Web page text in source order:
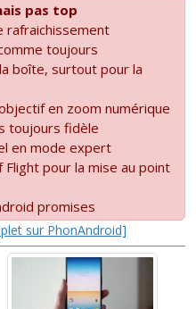
pas top
rafraichissement
toujours
boîte, surtout pour la
en zoom numérique
toujours fidèle
en mode expert
Flight pour la mise au point
promises
sur PhonAndroid]